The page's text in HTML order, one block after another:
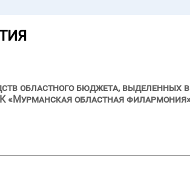
областного бюджета, выделенных
«Мурманская областная